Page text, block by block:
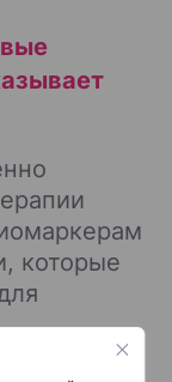
которые